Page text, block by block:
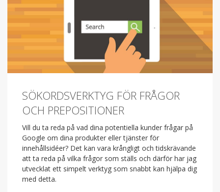
SÖKORDSVERKTYG FÖR FRÅGOR
OCH PREPOSITIONER
Vill du ta reda på vad dina potentiella kunder frågar på
Google om dina produkter eller tjänster för
innehållsidéer? Det kan vara krångligt och tidskrävande
att ta reda på vilka frågor som ställs och därför har jag
utvecklat ett simpelt verktyg som snabbt kan hjälpa dig
med detta.